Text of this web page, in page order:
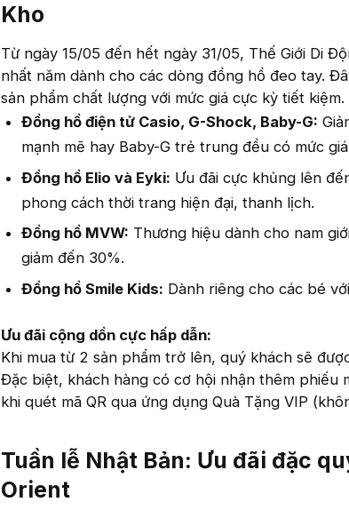
Kho
Từ ngày 15/05 đến hết ngày 31/05, Thế Giới Di
nhất năm dành cho các dòng đồng hồ đeo tay.
sản phẩm chất lượng với mức giá cực kỳ tiết kiệm.
Đồng hồ điện tử Casio, G-Shock, Baby-G:
mạnh mẽ hay Baby-G trẻ trung đều có mức
Đồng hồ Elio và Eyki: Ưu đãi cực khủng lên
phong cách thời trang hiện đại, thanh lịch.
Đồng hồ MVW: Thương hiệu dành cho nam
giảm đến 30%.
Đồng hồ Smile Kids: Dành riêng cho các bé
Ưu đãi cộng dồn cực hấp dẫn:
Khi mua từ 2 sản phẩm trở lên, quý khách sẽ
Đặc biệt, khách hàng có cơ hội nhận thêm phiếu
khi quét mã QR qua ứng dụng Quà Tặng VIP
Tuần lễ Nhật Bản: Ưu đãi đặc
Orient